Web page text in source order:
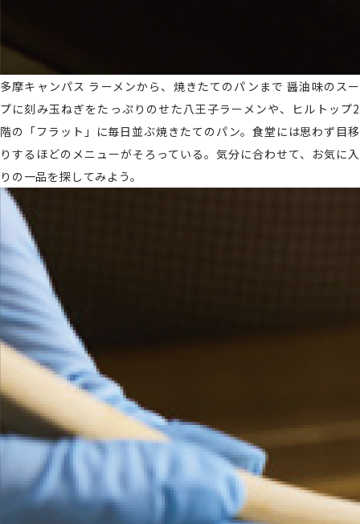
多摩キャンパス ラーメンから、焼きたてのパンまで 醤油味のスー
プに刻み玉ねぎをたっぷりのせた八王子ラーメンや、ヒルトップ2
階の「フラット」に毎日並ぶ焼きたてのパン。食堂には思わず目移
りするほどのメニューがそろっている。気分に合わせて、お気に入
りの一品を探してみよう。